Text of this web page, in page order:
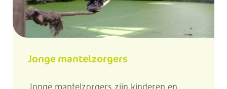
Jonge mantelzorgers
Jonge mantelzorgers zijn kinderen en